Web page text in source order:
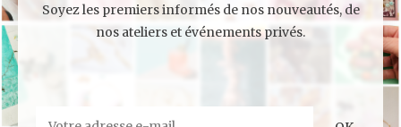
Soyez les premiers informés de nos nouveautés, de
nos ateliers et événements privés.